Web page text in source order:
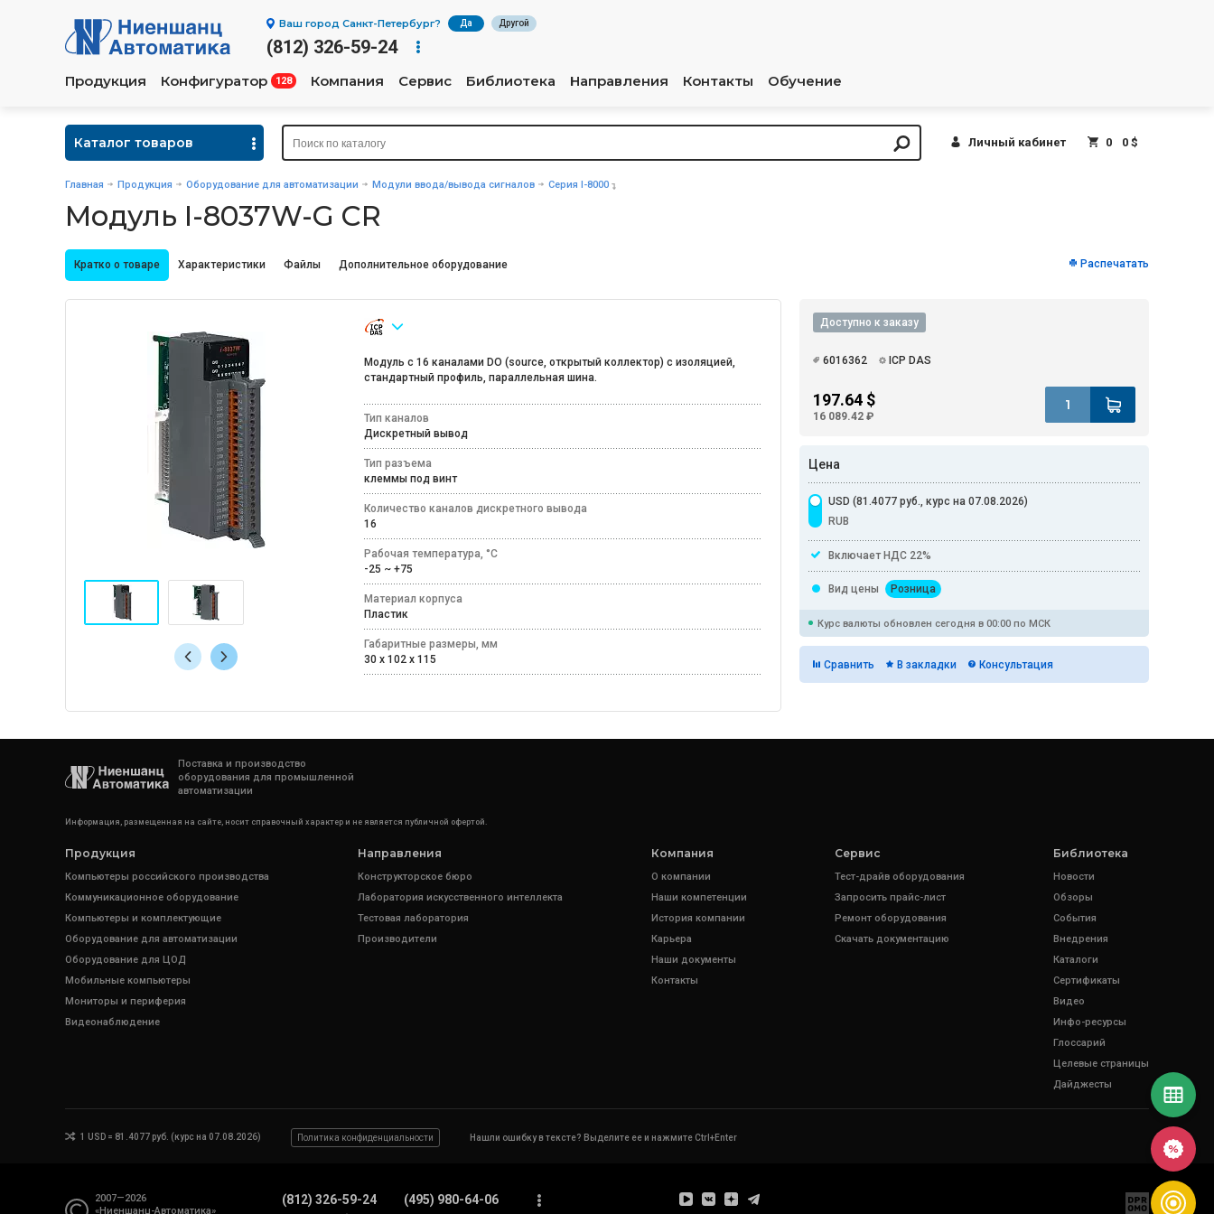
Ваш город Санкт-Петербург? Да Другой
(812) 326-59-24
Продукция Конфигуратор 128 Компания Сервис Библиотека Направления Контакты Обучение
Каталог товаров Личный кабинет 0 0 $
Главная Продукция Оборудование для автоматизации Модули ввода/вывода сигналов Серия I-8000
Модуль I-8037W-G CR
Кратко о товаре Характеристики Файлы Дополнительное оборудование Распечатать
Доступно к заказу
6016362 ICP DAS
197.64 $
16 089.42 ₽
Цена
USD (81.4077 руб., курс на 07.08.2026)
RUB
Включает НДС 22%
Вид цены Розница
Курс валюты обновлен сегодня в 00:00 по МСК
Сравнить В закладки Консультация
Модуль с 16 каналами DO (source, открытый коллектор) с изоляцией,
стандартный профиль, параллельная шина.
Тип каналов
Дискретный вывод
Тип разъема
клеммы под винт
Количество каналов дискретного вывода
16
Рабочая температура, °C
-25 ~ +75
Материал корпуса
Пластик
Габаритные размеры, мм
30 x 102 x 115
Поставка и производство
оборудования для промышленной
автоматизации
Информация, размещенная на сайте, носит справочный характер и не является публичной офертой.
Продукция
Компьютеры российского производства
Коммуникационное оборудование
Компьютеры и комплектующие
Оборудование для автоматизации
Оборудование для ЦОД
Мобильные компьютеры
Мониторы и периферия
Видеонаблюдение
Направления
Конструкторское бюро
Лаборатория искусственного интеллекта
Тестовая лаборатория
Производители
Компания
О компании
Наши компетенции
История компании
Карьера
Наши документы
Контакты
Сервис
Тест-драйв оборудования
Запросить прайс-лист
Ремонт оборудования
Скачать документацию
Библиотека
Новости
Обзоры
События
Внедрения
Каталоги
Сертификаты
Видео
Инфо-ресурсы
Глоссарий
Целевые страницы
Дайджесты
1 USD = 81.4077 руб. (курс на 07.08.2026) Политика конфиденциальности Нашли ошибку в тексте? Выделите ее и нажмите Ctrl+Enter
2007—2026
«Ниеншанц-Автоматика»
(812) 326-59-24 (495) 980-64-06